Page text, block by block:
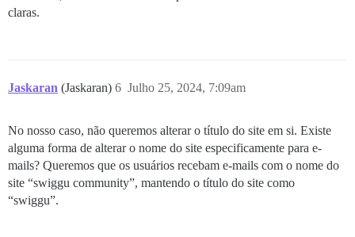
claras.
Jaskaran (Jaskaran) Julho 25, 2024, 7:09am
6
No nosso caso, não queremos alterar o título do site em si. Existe
alguma forma de alterar o nome do site especificamente para e-
mails? Queremos que os usuários recebam e-mails com o nome do
site “swiggu community”, mantendo o título do site como
“swiggu”.